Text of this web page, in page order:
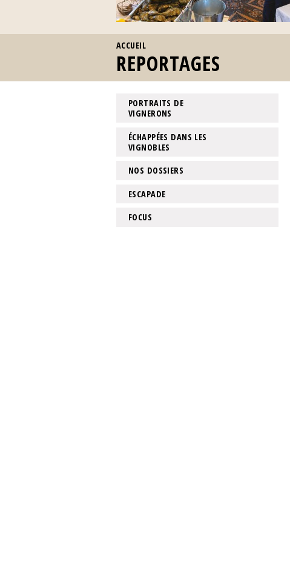
ACCUEIL
REPORTAGES
PORTRAITS DE
VIGNERONS
ÉCHAPPÉES DANS LES
VIGNOBLES
NOS DOSSIERS
ESCAPADE
FOCUS